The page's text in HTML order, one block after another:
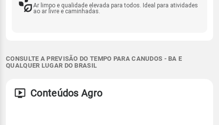
Ar limpo e qualidade elevada para todos. Ideal para atividades
ao ar livre e caminhadas.
CONSULTE A PREVISÃO DO TEMPO PARA CANUDOS - BA E
QUALQUER LUGAR DO BRASIL
Conteúdos Agro